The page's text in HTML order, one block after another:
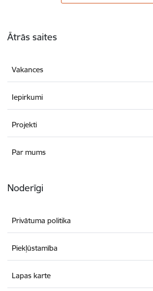
Ātrās saites
Vakances
Iepirkumi
Projekti
Par mums
Noderīgi
Privātuma politika
Piekļūstamība
Lapas karte